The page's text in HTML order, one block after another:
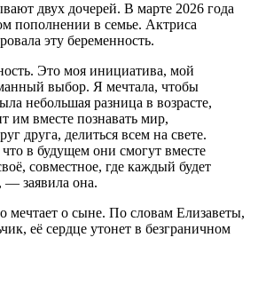
двух дочерей. В марте 2026 года
пополнении в семье. Актриса
эту беременность.
Это моя инициатива, мой
выбор. Я мечтала, чтобы
небольшая разница в возрасте,
им вместе познавать мир,
друга, делиться всем на свете.
в будущем они смогут вместе
совместное, где каждый будет
— заявила она.
мечтает о сыне. По словам Елизаветы,
её сердце утонет в безграничном